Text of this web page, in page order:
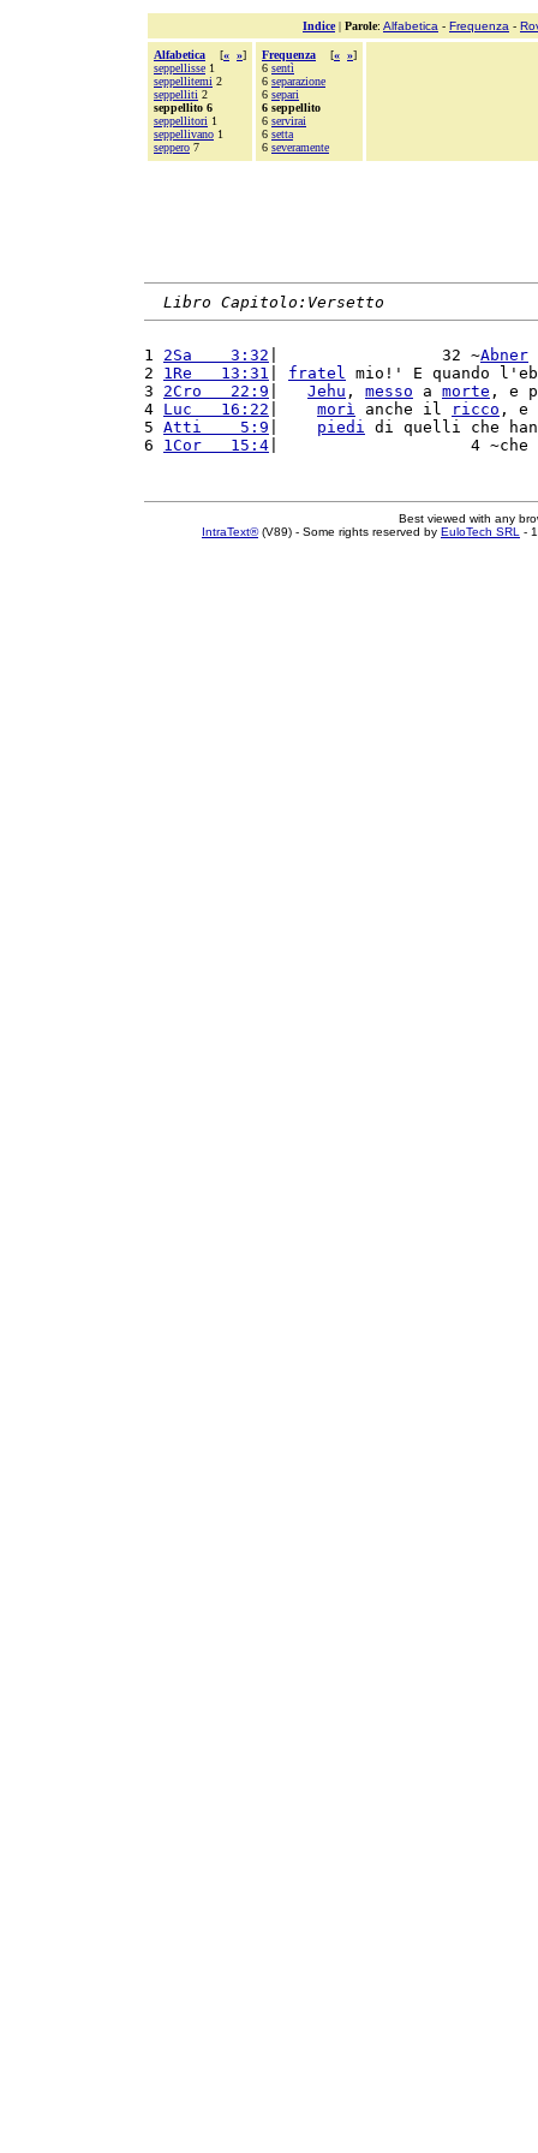
Indice| Parole: Alfabetica - Frequenza -
Alfabetica [« »]
seppellisse 1
seppellitemi 2
seppelliti 2
seppellito 6
seppellitori 1
seppellivano 1
seppero 7
Frequenza [« »]
6 sentì
6 separazione
6 separi
6 seppellito
6 servirai
6 setta
6 severamente
Libro Capitolo:Versetto
1 2Sa    3:32 |                 32 ~Abner
2 1Re   13:31 fratel mio!' E quando
3 2Cro   22:9 Jehu , messo a morte , e
4 Luc   16:22 morì anche il ricco ,
5 Atti    5:9 piedi di quelli che
6 1Cor   15:4 |                    4 ~che
Best viewed with any
IntraText®(V89) - Some rights reserved by EuloTech SRL -